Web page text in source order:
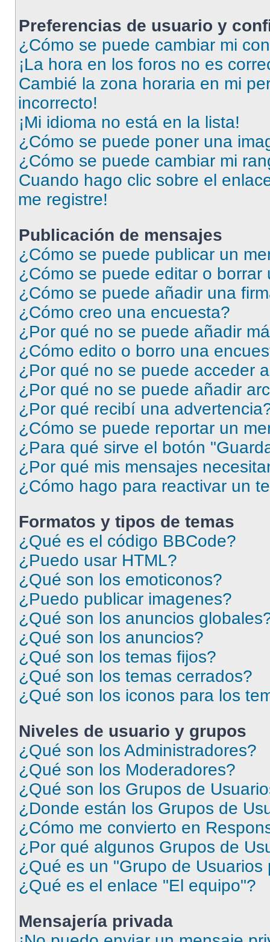
Preferencias de usuario y
¿Cómo se puede cambiar mi
¡La hora en los foros no es
Cambié la zona horaria en mi
incorrecto!
¡Mi idioma no está en la lista!
¿Cómo se puede poner una
¿Cómo se puede cambiar mi
Cuando hago clic sobre el
me registre!
Publicación de mensajes
¿Cómo se puede publicar un
¿Cómo se puede editar o borrar
¿Cómo se puede añadir una
¿Cómo creo una encuesta?
¿Por qué no se puede añadir
¿Cómo edito o borro una
¿Por qué no se puede acceder
¿Por qué no se puede añadir
¿Por qué recibí una
¿Cómo se puede reportar un
¿Para qué sirve el botón
¿Por qué mis mensajes
¿Cómo hago para reactivar un
Formatos y tipos de temas
¿Qué es el código BBCode?
¿Puedo usar HTML?
¿Qué son los emoticonos?
¿Puedo publicar imagenes?
¿Qué son los anuncios
¿Qué son los anuncios?
¿Qué son los temas fijos?
¿Qué son los temas cerrados?
¿Qué son los iconos para los
Niveles de usuario y grupos
¿Qué son los Administradores?
¿Qué son los Moderadores?
¿Qué son los Grupos de
¿Donde están los Grupos de
¿Cómo me convierto en
¿Por qué algunos Grupos de
¿Qué es un "Grupo de Usuarios
¿Qué es el enlace "El equipo"?
Mensajería privada